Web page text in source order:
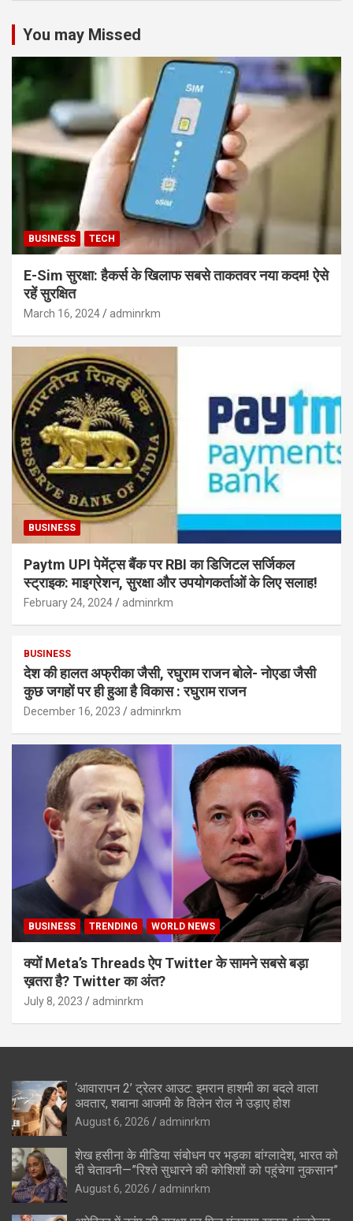
You may Missed
BUSINESS TECH
E-Sim सुरक्षा: हैकर्स के खिलाफ सबसे ताकतवर नया कदम! ऐसे
रहें सुरक्षित
March 16, 2024 adminrkm
BUSINESS
Paytm UPI पेमेंट्स बैंक पर RBI का डिजिटल सर्जिकल
स्ट्राइक: माइग्रेशन, सुरक्षा और उपयोगकर्ताओं के लिए सलाह!
February 24, 2024 adminrkm
BUSINESS
देश की हालत अफ्रीका जैसी, रघुराम राजन बोले- नोएडा जैसी
कुछ जगहों पर ही हुआ है विकास : रघुराम राजन
December 16, 2023 adminrkm
BUSINESS TRENDING WORLD NEWS
क्यों Meta’s Threads ऐप Twitter के सामने सबसे बड़ा
ख़तरा है? Twitter का अंत?
July 8, 2023 adminrkm
‘आवारापन 2’ ट्रेलर आउट: इमरान हाशमी का बदले वाला
अवतार, शबाना आजमी के विलेन रोल ने उड़ाए होश
August 6, 2026 adminrkm
शेख हसीना के मीडिया संबोधन पर भड़का बांग्लादेश, भारत को
दी चेतावनी—”रिश्ते सुधारने की कोशिशों को पहुंचेगा नुकसान”
August 6, 2026 adminrkm